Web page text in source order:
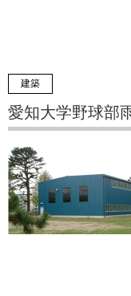
建築
愛知大学野球部